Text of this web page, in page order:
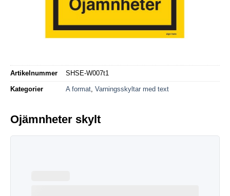
Artikelnummer SHSE-W007t1
Kategorier A format Varningsskyltar med text
Ojämnheter skylt